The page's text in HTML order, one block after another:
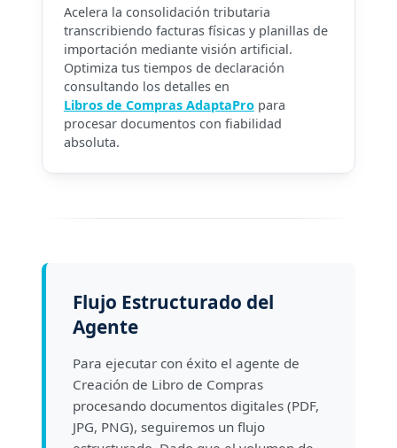
Acelera la consolidación tributaria
transcribiendo facturas físicas y planillas de
importación mediante visión artificial.
Optimiza tus tiempos de declaración
consultando los detalles en
Libros de Compras AdaptaPropara
procesar documentos con fiabilidad
absoluta.
Flujo Estructurado del
Agente
Para ejecutar con éxito el agente de
Creación de Libro de Compras
procesando documentos digitales (PDF,
JPG, PNG), seguiremos un flujo